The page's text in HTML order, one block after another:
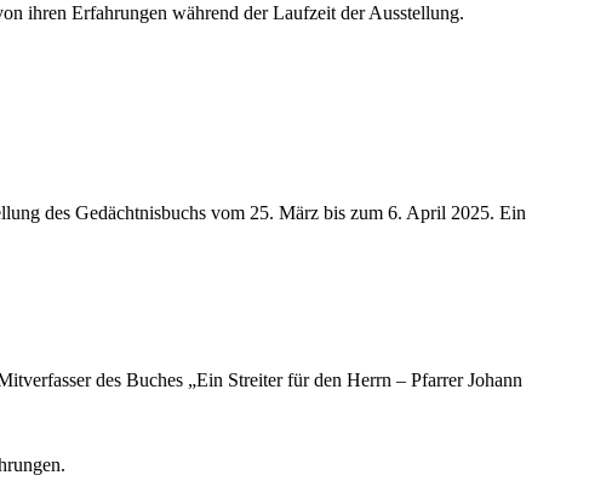
ihren Erfahrungen während der Laufzeit der Ausstellung.
des Gedächtnisbuchs vom 25. März bis zum 6. April 2025. Ein
des Buches „Ein Streiter für den Herrn – Pfarrer Johann